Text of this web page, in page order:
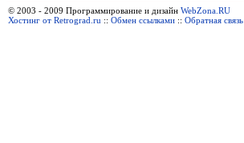
© 2003 - 2009 Программирование и дизайн WebZona.RU
Хостинг от Retrograd.ru :: Обмен ссылками :: Обратная связь